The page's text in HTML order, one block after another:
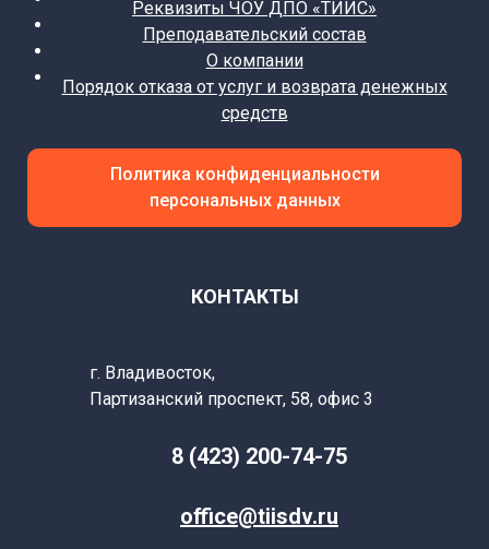
Реквизиты ЧОУ ДПО «ТИИС»
Преподавательский состав
О компании
Порядок отказа от услуг и возврата денежных
средств
Политика конфиденциальности
персональных данных
КОНТАКТЫ
г. Владивосток,
Партизанский проспект, 58, офис 3
8 (423) 200-74-75
office@tiisdv.ru